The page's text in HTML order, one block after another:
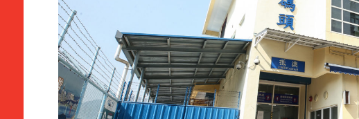
POLÍTICA
Porto Interior | Ho Iat Seng
aconselhar viagens